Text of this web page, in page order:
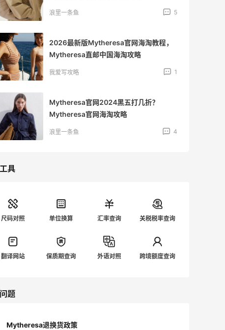
浪里一条鱼 5
2026最新版Mytheresa官网海淘教程，
Mytheresa直邮中国海淘攻略
我爱写攻略 1
Mytheresa官网2024黑五打几折？
Mytheresa官网海淘攻略
浪里一条鱼 4
具
尺码对照 单位换算 汇率查询 关税税率查询
翻译网站 保质期查询 外语对照 跨境额度查询
题
Mytheresa退换货政策